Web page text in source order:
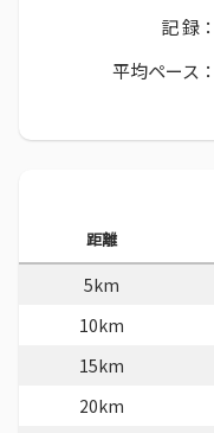
記 録：
平均ペース：
距離
5km
10km
15km
20km